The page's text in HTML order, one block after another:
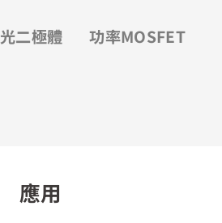
光二極體 功率MOSFET
應用